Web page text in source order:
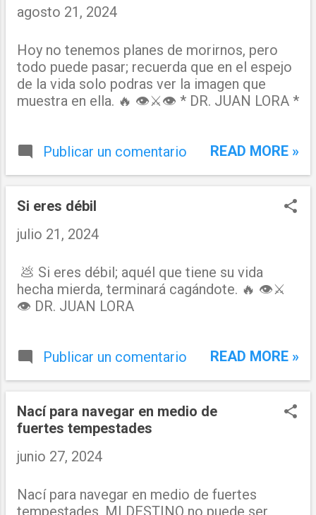
agosto 21, 2024
Hoy no tenemos planes de morirnos, pero
todo puede pasar; recuerda que en el espejo
de la vida solo podras ver la imagen que
muestra en ella. 🔥 👁️⚔️👁️ * DR. JUAN LORA *
Publicar un comentario READ MORE »
Si eres débil
julio 21, 2024
💩 Si eres débil; aquél que tiene su vida
hecha mierda, terminará cagándote. 🔥 👁⚔
👁 DR. JUAN LORA
Publicar un comentario READ MORE »
Nací para navegar en medio de
fuertes tempestades
junio 27, 2024
Nací para navegar en medio de fuertes
tempestades, MI DESTINO no puede ser